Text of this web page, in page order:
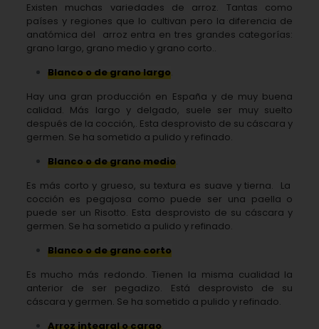
Existen muchas variedades de arroz. Tantas como
países y regiones que lo cultivan pero la diferencia de
anatómica del
arroz entra en tres grandes categorías:
grano largo, grano medio y grano corto..
Blanco o de grano largo.
Hay una gran producción en España y de muy buena
calidad. Más largo y delgado, suele ser muy suelto
después de la cocción,. Esta desprovisto de su cáscara y
germen. Se ha sometido a pulido y refinado.
Blanco o de grano medio.
Es más corto y grueso, su textura es suave y tierna.
La
cocción es pegajosa como puede ser una paella o
puede ser un Risotto. Esta desprovisto de su cáscara y
germen. Se ha sometido a pulido y refinado.
Blanco o de grano corto
Es mucho más redondo. Tienen la misma cualidad la
anterior de ser pegadizo. Está desprovisto de su
cáscara y germen. Se ha sometido a pulido y refinado.
Arroz integral o cargo.